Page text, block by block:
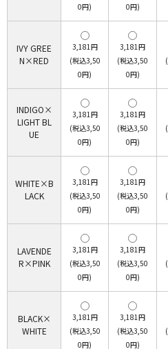
0円)
0円)
IVY GREE
N×RED
3,181円
(税込3,50
0円)
3,181円
(税込3,50
0円)
INDIGO×
LIGHT BL
UE
3,181円
(税込3,50
0円)
3,181円
(税込3,50
0円)
WHITE×B
LACK
3,181円
(税込3,50
0円)
3,181円
(税込3,50
0円)
LAVENDE
R×PINK
3,181円
(税込3,50
0円)
3,181円
(税込3,50
0円)
BLACK×
WHITE
3,181円
(税込3,50
0円)
3,181円
(税込3,50
0円)